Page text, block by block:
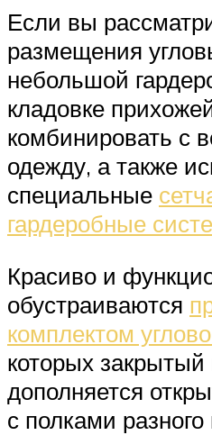
Если вы
размещения
небольшой
кладовке
комбинировать с
одежду, а также
специальные
гардеробные
Красиво и
обустраиваются
комплектом
которых
дополняется
с полками